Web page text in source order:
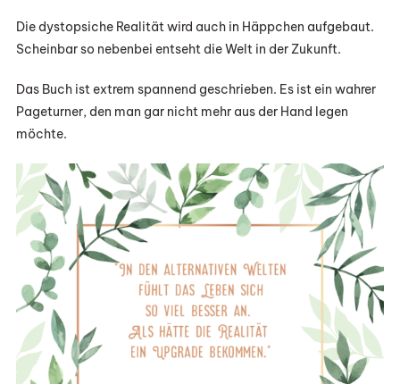
Die dystopsiche Realität wird auch in Häppchen aufgebaut.
Scheinbar so nebenbei entseht die Welt in der Zukunft.
Das Buch ist extrem spannend geschrieben. Es ist ein wahrer
Pageturner, den man gar nicht mehr aus der Hand legen
möchte.